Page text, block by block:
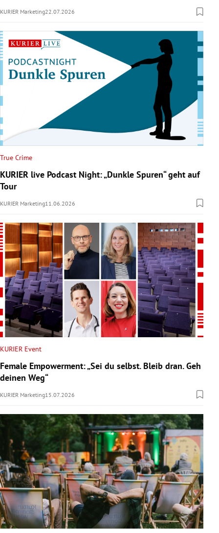
KURIER Marketing22.07.2026
True Crime
KURIER live Podcast Night: „Dunkle Spuren“ geht auf
Tour
KURIER Marketing11.06.2026
KURIER Event
Female Empowerment: „Sei du selbst. Bleib dran. Geh
deinen Weg“
KURIER Marketing15.07.2026